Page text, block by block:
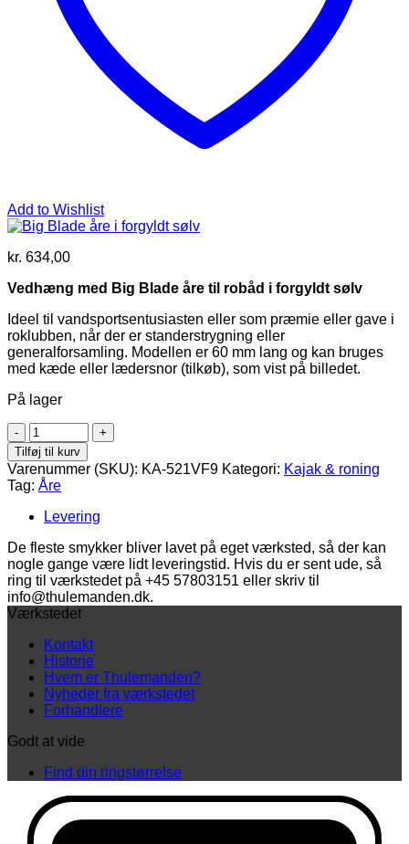
Add to Wishlist
kr. 634,00
Vedhæng med Big Blade åre til robåd i forgyldt sølv
Ideel til vandsportsentusiasten eller som præmie eller gave i
roklubben, når der er standerstrygning eller
generalforsamling. Modellen er 60 mm lang og kan bruges
med kæde eller lædersnor (tilkøb), som vist på billedet.
På lager
Big
Blade
åre
i
forgyldt
sølv
antal
Tilføj til kurv
Varenummer (SKU): KA-521VF9 Kategori: Kajak & roning
Tag: Åre
Levering
De fleste smykker bliver lavet på eget værksted, så der kan
nogle gange være lidt leveringstid. Hvis du er sent ude, så
ring til værkstedet på +45 57803151 eller skriv til
info@thulemanden.dk.
Værkstedet
Kontakt
Historie
Hvem er Thulemanden?
Nyheder fra værkstedet
Forhandlere
Godt at vide
Find din ringstørrelse